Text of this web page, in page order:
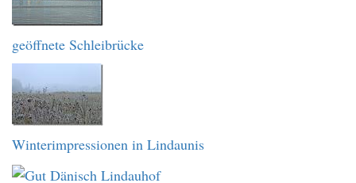
geöffnete Schleibrücke
Winterimpressionen in Lindaunis